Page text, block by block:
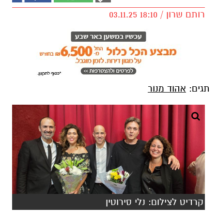
רותם שרון / 18:10 03.11.25
קרדיט לצילום: נלי סירוטין
ערב של אהבה, נוסטלגיה וזמר עברי מילא במוצאי
שבת האחרון (1.11) את המשכן לאמנויות הבמה
בבאר שבע, כשהסינפונייטה הישראלית קיימה